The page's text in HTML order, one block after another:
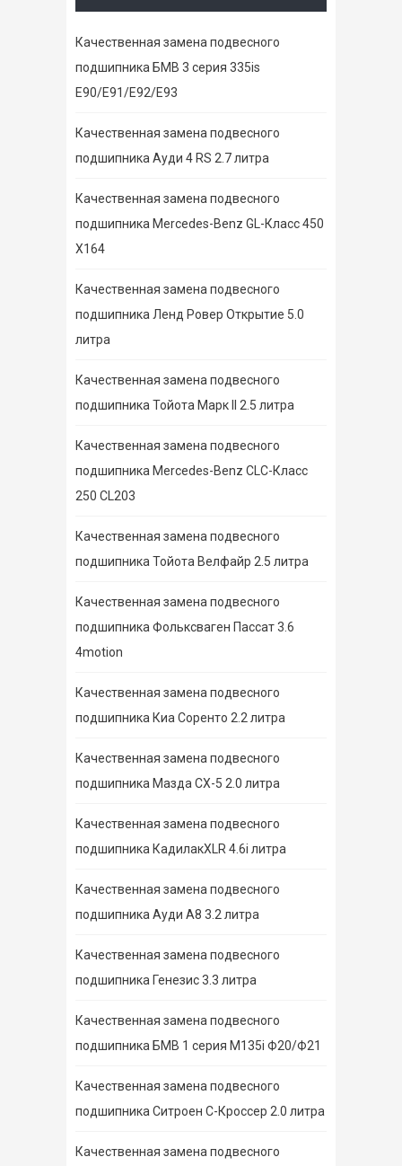
Качественная замена подвесного
подшипника БМВ 3 серия 335is
E90/E91/E92/E93
Качественная замена подвесного
подшипника Ауди 4 RS 2.7 литра
Качественная замена подвесного
подшипника Mercedes-Benz GL-Класс 450
X164
Качественная замена подвесного
подшипника Ленд Ровер Открытие 5.0
литра
Качественная замена подвесного
подшипника Тойота Марк II 2.5 литра
Качественная замена подвесного
подшипника Mercedes-Benz CLC-Класс
250 CL203
Качественная замена подвесного
подшипника Тойота Велфайр 2.5 литра
Качественная замена подвесного
подшипника Фольксваген Пассат 3.6
4motion
Качественная замена подвесного
подшипника Киа Соренто 2.2 литра
Качественная замена подвесного
подшипника Мазда СХ-5 2.0 литра
Качественная замена подвесного
подшипника КадилакXLR 4.6i литра
Качественная замена подвесного
подшипника Ауди А8 3.2 литра
Качественная замена подвесного
подшипника Генезис 3.3 литра
Качественная замена подвесного
подшипника БМВ 1 серия M135i Ф20/Ф21
Качественная замена подвесного
подшипника Ситроен С-Кроссер 2.0 литра
Качественная замена подвесного